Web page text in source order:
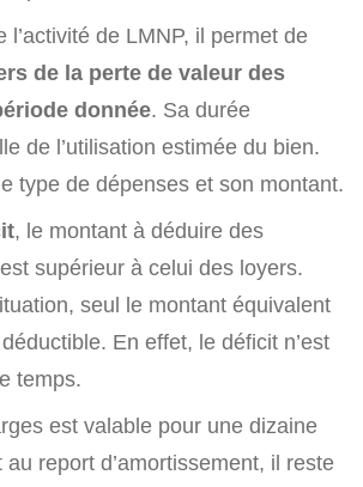
l’activité de LMNP, il permet de
de la perte de valeur des
donnée. Sa durée
de l’utilisation estimée du bien.
type de dépenses et son montant.
, le montant à déduire des
supérieur à celui des loyers.
seul le montant équivalent
En effet, le déficit n’est
temps.
est valable pour une dizaine
au report d’amortissement, il reste